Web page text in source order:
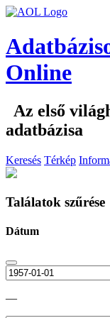
Online
Az első
adatbázisa
Keresés Térkép
Találatok szűrése
Dátum
—